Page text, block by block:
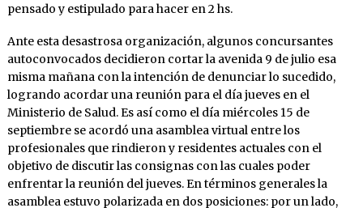
pensado y estipulado para hacer en 2 hs.
Ante esta desastrosa organización, algunos concursantes
autoconvocados decidieron cortar la avenida 9 de julio esa
misma mañana con la intención de denunciar lo sucedido,
logrando acordar una reunión para el día jueves en el
Ministerio de Salud. Es así como el día miércoles 15 de
septiembre se acordó una asamblea virtual entre los
profesionales que rindieron y residentes actuales con el
objetivo de discutir las consignas con las cuales poder
enfrentar la reunión del jueves. En términos generales la
asamblea estuvo polarizada en dos posiciones: por un lado,